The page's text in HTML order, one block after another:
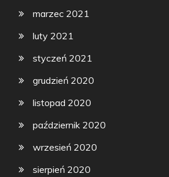
marzec 2021
luty 2021
styczeń 2021
grudzień 2020
listopad 2020
październik 2020
wrzesień 2020
sierpień 2020